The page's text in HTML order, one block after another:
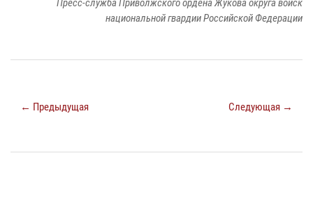
Пресс-служба Приволжского ордена Жукова округа войск
национальной гвардии Российской Федерации
← Предыдущая Следующая →